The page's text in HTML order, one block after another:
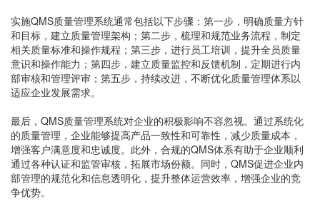
实施QMS质量管理系统通常包括以下步骤：第一步，明确质量方针
和目标，建立质量管理架构；第二步，梳理和规范业务流程，制定
相关质量标准和操作规程；第三步，进行员工培训，提升全员质量
意识和操作能力；第四步，建立质量监控和反馈机制，定期进行内
部审核和管理评审；第五步，持续改进，不断优化质量管理体系以
适应企业发展需求。
最后，QMS质量管理系统对企业的积极影响不容忽视。通过系统化
的质量管理，企业能够提高产品一致性和可靠性，减少质量成本，
增强客户满意度和忠诚度。此外，合规的QMS体系有助于企业顺利
通过各种认证和监管审核，拓展市场份额。同时，QMS促进企业内
部管理的规范化和信息透明化，提升整体运营效率，增强企业的竞
争优势。